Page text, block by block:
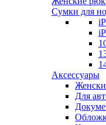
Сумки для
Аксессуары
Для